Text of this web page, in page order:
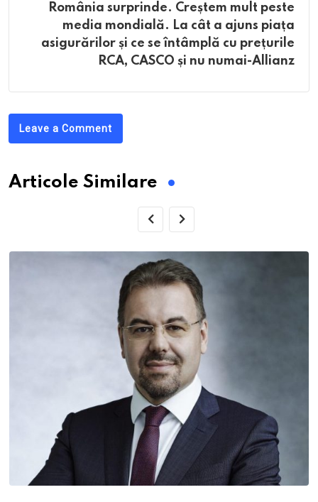
România surprinde. Creștem mult peste
media mondială. La cât a ajuns piața
asigurărilor și ce se întâmplă cu prețurile
RCA, CASCO și nu numai-Allianz
Leave a Comment
Articole Similare